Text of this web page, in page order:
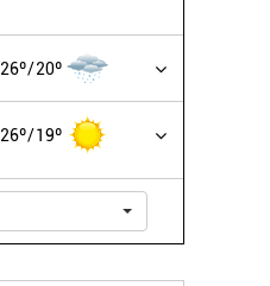
26º 20º
26º 19º